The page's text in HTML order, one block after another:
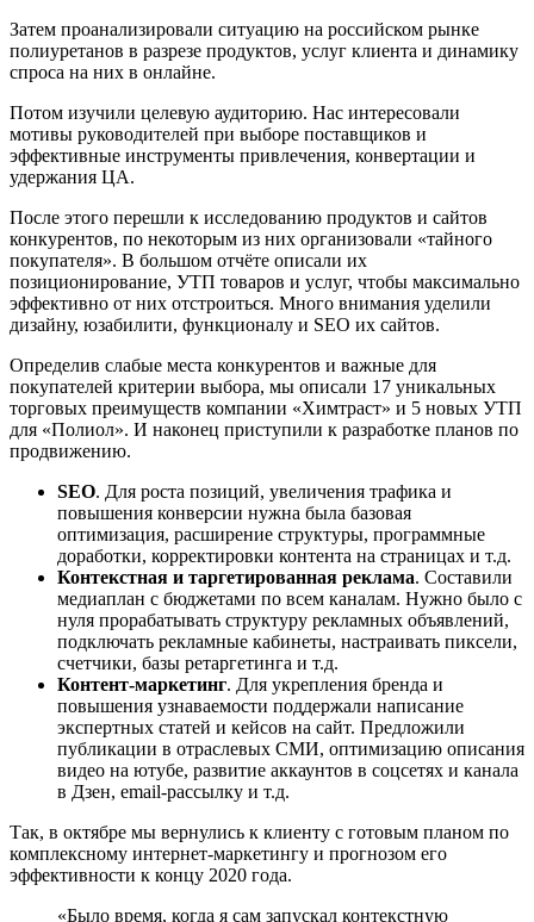
Затем проанализировали ситуацию на российском рынке
полиуретанов в разрезе продуктов, услуг клиента и динамику
спроса на них в онлайне.
Потом изучили целевую аудиторию. Нас интересовали
мотивы руководителей при выборе поставщиков и
эффективные инструменты привлечения, конвертации и
удержания ЦА.
После этого перешли к исследованию продуктов и сайтов
конкурентов, по некоторым из них организовали «тайного
покупателя». В большом отчёте описали их
позиционирование, УТП товаров и услуг, чтобы максимально
эффективно от них отстроиться. Много внимания уделили
дизайну, юзабилити, функционалу и SEO их сайтов.
Определив слабые места конкурентов и важные для
покупателей критерии выбора, мы описали 17 уникальных
торговых преимуществ компании «Химтраст» и 5 новых УТП
для «Полиол». И наконец приступили к разработке планов по
продвижению.
SEO. Для роста позиций, увеличения трафика и
повышения конверсии нужна была базовая
оптимизация, расширение структуры, программные
доработки, корректировки контента на страницах и т.д.
Контекстная и таргетированная реклама. Составили
медиаплан с бюджетами по всем каналам. Нужно было с
нуля прорабатывать структуру рекламных объявлений,
подключать рекламные кабинеты, настраивать пиксели,
счетчики, базы ретаргетинга и т.д.
Контент-маркетинг. Для укрепления бренда и
повышения узнаваемости поддержали написание
экспертных статей и кейсов на сайт. Предложили
публикации в отраслевых СМИ, оптимизацию описания
видео на ютубе, развитие аккаунтов в соцсетях и канала
в Дзен, email-рассылку и т.д.
Так, в октябре мы вернулись к клиенту с готовым планом по
комплексному интернет-маркетингу и прогнозом его
эффективности к концу 2020 года.
«Было время, когда я сам запускал контекстную